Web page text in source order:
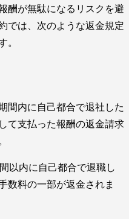
酬が無駄になるリスクを避
では、次のような返金規定
。
間内に自己都合で退社した
て支払った報酬の返金請求
以内に自己都合で退職し
数料の一部が返金されま